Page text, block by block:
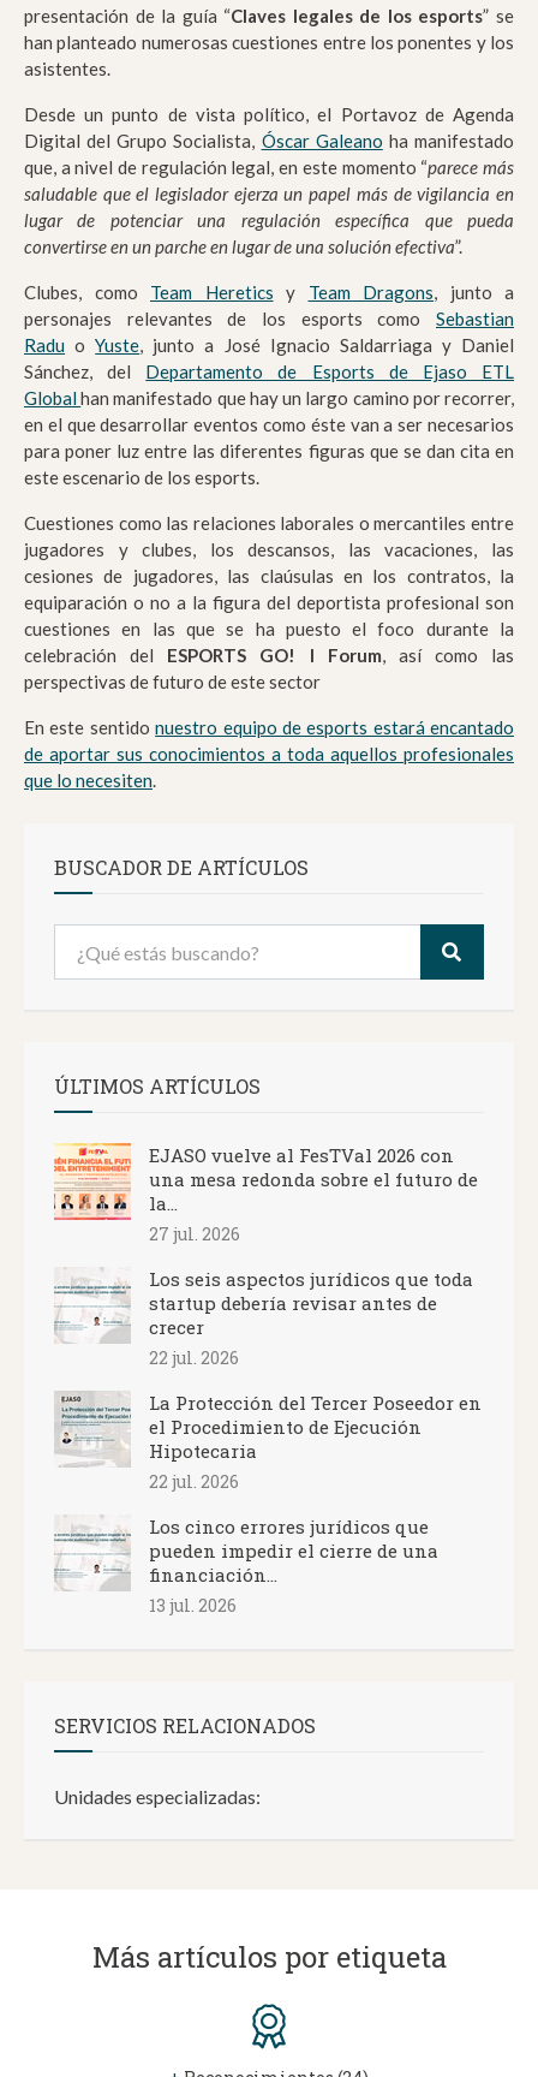
presentación de la guía “Claves legales de los esports” se
han planteado numerosas cuestiones entre los ponentes y los
asistentes.
Desde un punto de vista político, el Portavoz de Agenda
Digital del Grupo Socialista, Óscar Galeano ha manifestado
que, a nivel de regulación legal, en este momento “parece más
saludable que el legislador ejerza un papel más de vigilancia en
lugar de potenciar una regulación específica que pueda
convertirse en un parche en lugar de una solución efectiva”.
Clubes, como Team Heretics y Team Dragons, junto a
personajes relevantes de los esports como Sebastian
Radu oYuste, junto a José Ignacio Saldarriaga y Daniel
Sánchez, del Departamento de Esports de Ejaso ETL
Globalhan manifestado que hay un largo camino por recorrer,
en el que desarrollar eventos como éste van a ser necesarios
para poner luz entre las diferentes figuras que se dan cita en
este escenario de los esports.
Cuestiones como las relaciones laborales o mercantiles entre
jugadores y clubes, los descansos, las vacaciones, las
cesiones de jugadores, las claúsulas en los contratos, la
equiparación o no a la figura del deportista profesional son
cuestiones en las que se ha puesto el foco durante la
celebración del ESPORTS GO! I Forum, así como las
perspectivas de futuro de este sector
En este sentidonuestro equipo de esports estará encantado
de aportar sus conocimientos a toda aquellos profesionales
que lo necesiten.
BUSCADOR DE ARTÍCULOS
ÚLTIMOS ARTÍCULOS
EJASO vuelve al FesTVal 2026 con
una mesa redonda sobre el futuro de
la...
27 jul. 2026
Los seis aspectos jurídicos que toda
startup debería revisar antes de
crecer
22 jul. 2026
La Protección del Tercer Poseedor en
el Procedimiento de Ejecución
Hipotecaria
22 jul. 2026
Los cinco errores jurídicos que
pueden impedir el cierre de una
financiación...
13 jul. 2026
SERVICIOS RELACIONADOS
Unidades especializadas:
Más artículos por etiqueta